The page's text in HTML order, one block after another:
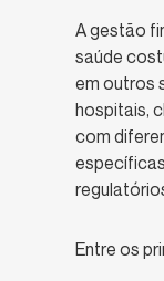
A gestão
saúde
em outros
hospitais,
com
Entre os